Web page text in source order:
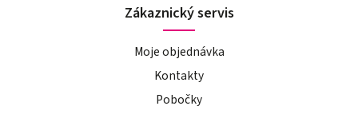
Zákaznický servis
Moje objednávka
Kontakty
Pobočky